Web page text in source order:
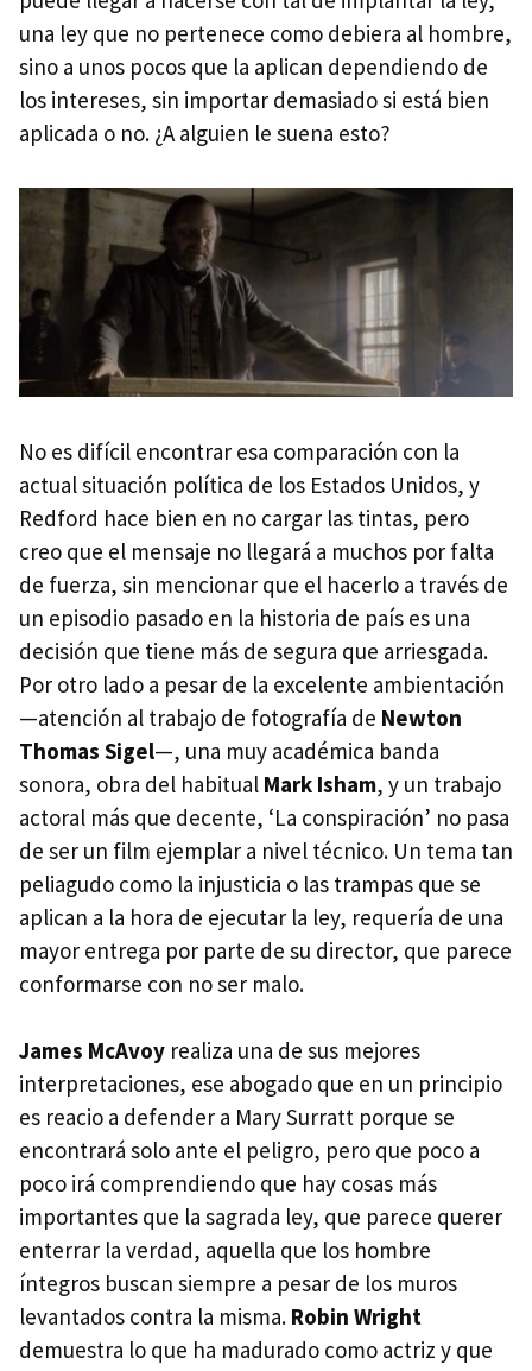
una ley que no pertenece como debiera al hombre,
sino a unos pocos que la aplican dependiendo de
los intereses, sin importar demasiado si está bien
aplicada o no. ¿A alguien le suena esto?
No es difícil encontrar esa comparación con la
actual situación política de los Estados Unidos, y
Redford hace bien en no cargar las tintas, pero
creo que el mensaje no llegará a muchos por falta
de fuerza, sin mencionar que el hacerlo a través de
un episodio pasado en la historia de país es una
decisión que tiene más de segura que arriesgada.
Por otro lado a pesar de la excelente ambientación
—atención al trabajo de fotografía de Newton
Thomas Sigel—, una muy académica banda
sonora, obra del habitual Mark Isham, y un trabajo
actoral más que decente, ‘La conspiración’ no pasa
de ser un film ejemplar a nivel técnico. Un tema tan
peliagudo como la injusticia o las trampas que se
aplican a la hora de ejecutar la ley, requería de una
mayor entrega por parte de su director, que parece
conformarse con no ser malo.
James McAvoy realiza una de sus mejores
interpretaciones, ese abogado que en un principio
es reacio a defender a Mary Surratt porque se
encontrará solo ante el peligro, pero que poco a
poco irá comprendiendo que hay cosas más
importantes que la sagrada ley, que parece querer
enterrar la verdad, aquella que los hombre
íntegros buscan siempre a pesar de los muros
levantados contra la misma. Robin Wright
demuestra lo que ha madurado como actriz y que